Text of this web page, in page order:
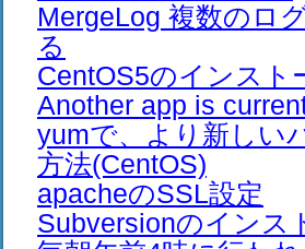
MergeLog 複数のロ
る
CentOS5のインスト
Another app is
yumで、より新しい
方法(CentOS)
apacheのSSL設定
Subversionのインス